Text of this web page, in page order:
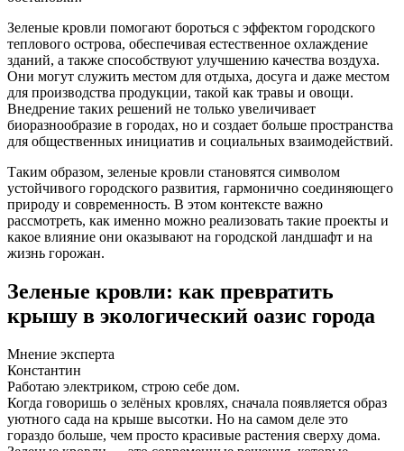
Зеленые кровли помогают бороться с эффектом городского
теплового острова, обеспечивая естественное охлаждение
зданий, а также способствуют улучшению качества воздуха.
Они могут служить местом для отдыха, досуга и даже местом
для производства продукции, такой как травы и овощи.
Внедрение таких решений не только увеличивает
биоразнообразие в городах, но и создает больше пространства
для общественных инициатив и социальных взаимодействий.
Таким образом, зеленые кровли становятся символом
устойчивого городского развития, гармонично соединяющего
природу и современность. В этом контексте важно
рассмотреть, как именно можно реализовать такие проекты и
какое влияние они оказывают на городской ландшафт и на
жизнь горожан.
Зеленые кровли: как превратить
крышу в экологический оазис города
Мнение эксперта
Константин
Работаю электриком, строю себе дом.
Когда говоришь о зелёных кровлях, сначала появляется образ
уютного сада на крыше высотки. Но на самом деле это
гораздо больше, чем просто красивые растения сверху дома.